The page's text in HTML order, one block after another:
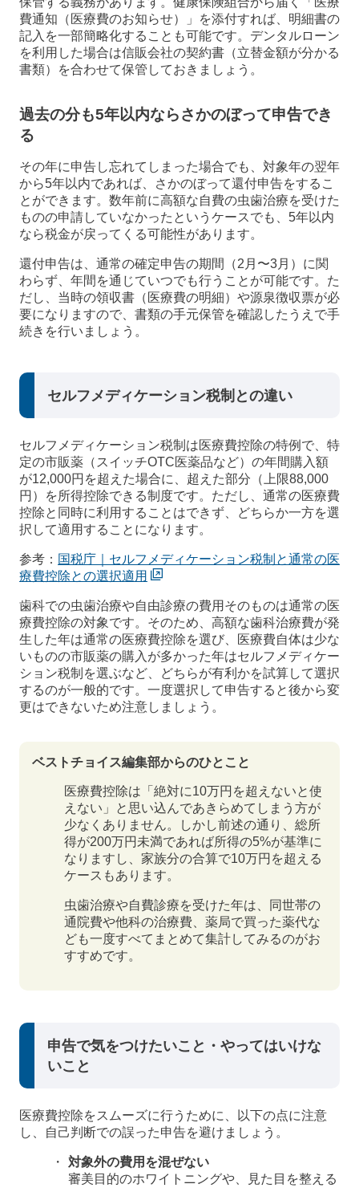
費通知（医療費のお知らせ）」を添付すれば、明細書の
記入を一部簡略化することも可能です。デンタルローン
を利用した場合は信販会社の契約書（立替金額が分かる
書類）を合わせて保管しておきましょう。
過去の分も5年以内ならさかのぼって申告でき
る
その年に申告し忘れてしまった場合でも、対象年の翌年
から5年以内であれば、さかのぼって還付申告をするこ
とができます。数年前に高額な自費の虫歯治療を受けた
ものの申請していなかったというケースでも、5年以内
なら税金が戻ってくる可能性があります。
還付申告は、通常の確定申告の期間（2月〜3月）に関
わらず、年間を通じていつでも行うことが可能です。た
だし、当時の領収書（医療費の明細）や源泉徴収票が必
要になりますので、書類の手元保管を確認したうえで手
続きを行いましょう。
セルフメディケーション税制との違い
セルフメディケーション税制は医療費控除の特例で、特
定の市販薬（スイッチOTC医薬品など）の年間購入額
が12,000円を超えた場合に、超えた部分（上限88,000
円）を所得控除できる制度です。ただし、通常の医療費
控除と同時に利用することはできず、どちらか一方を選
択して適用することになります。
参考： 国税庁｜セルフメディケーション税制と通常の医
療費控除との選択適用
歯科での虫歯治療や自由診療の費用そのものは通常の医
療費控除の対象です。そのため、高額な歯科治療費が発
生した年は通常の医療費控除を選び、医療費自体は少な
いものの市販薬の購入が多かった年はセルフメディケー
ション税制を選ぶなど、どちらが有利かを試算して選択
するのが一般的です。一度選択して申告すると後から変
更はできないため注意しましょう。
ベストチョイス編集部からのひとこと
医療費控除は「絶対に10万円を超えないと使
えない」と思い込んであきらめてしまう方が
少なくありません。しかし前述の通り、総所
得が200万円未満であれば所得の5%が基準に
なりますし、家族分の合算で10万円を超える
ケースもあります。
虫歯治療や自費診療を受けた年は、同世帯の
通院費や他科の治療費、薬局で買った薬代な
ども一度すべてまとめて集計してみるのがお
すすめです。
申告で気をつけたいこと・やってはいけな
いこと
医療費控除をスムーズに行うために、以下の点に注意
し、自己判断での誤った申告を避けましょう。
対象外の費用を混ぜない
審美目的のホワイトニングや、見た目を整える